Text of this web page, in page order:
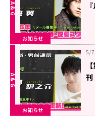
お知らせ
お知らせ
5/